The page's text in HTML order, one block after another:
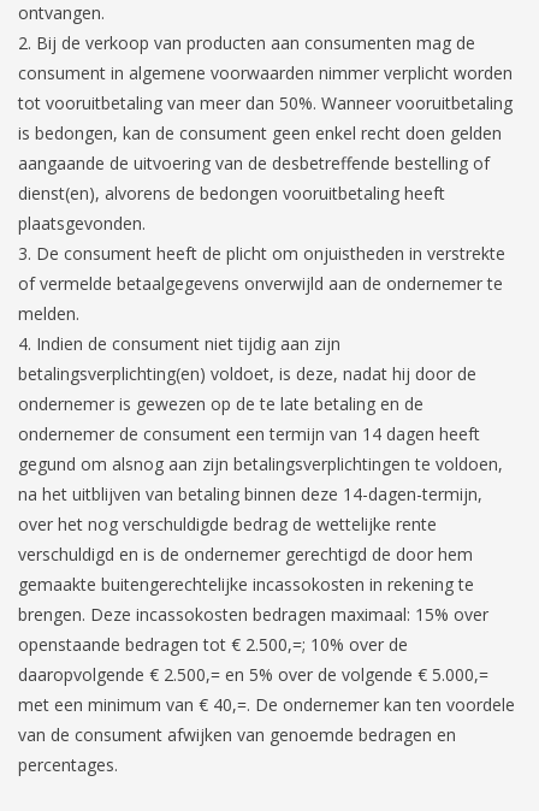
ontvangen.
Bij de verkoop van producten aan consumenten mag de
consument in algemene voorwaarden nimmer verplicht worden
tot vooruitbetaling van meer dan 50%. Wanneer vooruitbetaling
is bedongen, kan de consument geen enkel recht doen gelden
aangaande de uitvoering van de desbetreffende bestelling of
dienst(en), alvorens de bedongen vooruitbetaling heeft
plaatsgevonden.
De consument heeft de plicht om onjuistheden in verstrekte
of vermelde betaalgegevens onverwijld aan de ondernemer te
melden.
Indien de consument niet tijdig aan zijn
betalingsverplichting(en) voldoet, is deze, nadat hij door de
ondernemer is gewezen op de te late betaling en de
ondernemer de consument een termijn van 14 dagen heeft
gegund om alsnog aan zijn betalingsverplichtingen te voldoen,
na het uitblijven van betaling binnen deze 14-dagen-termijn,
over het nog verschuldigde bedrag de wettelijke rente
verschuldigd en is de ondernemer gerechtigd de door hem
gemaakte buitengerechtelijke incassokosten in rekening te
brengen. Deze incassokosten bedragen maximaal: 15% over
openstaande bedragen tot € 2.500,=; 10% over de
daaropvolgende € 2.500,= en 5% over de volgende € 5.000,=
met een minimum van € 40,=. De ondernemer kan ten voordele
van de consument afwijken van genoemde bedragen en
percentages.